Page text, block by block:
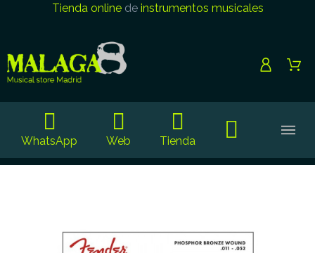
Tienda onlinede instrumentos musicales
WhatsApp Web Tienda